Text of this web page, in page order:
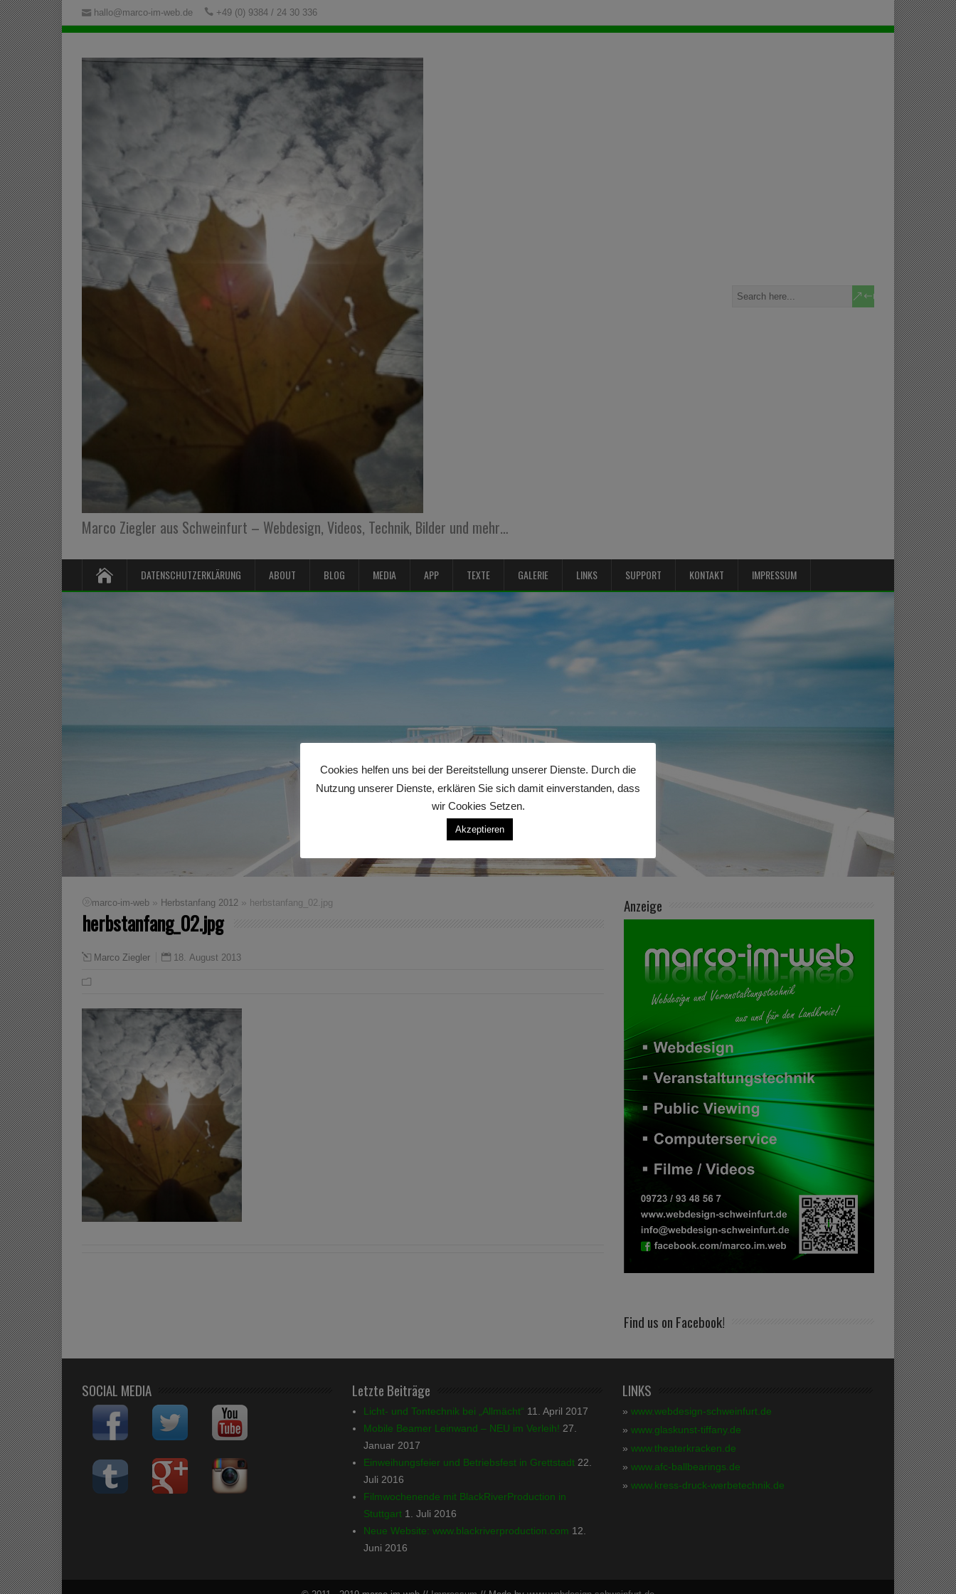
hallo@marco-im-web.de +49 (0) 9384 / 24 30 336
Marco Ziegler aus Schweinfurt – Webdesign, Videos, Technik, Bilder und mehr…
DATENSCHUTZERKLÄRUNG ABOUT BLOG MEDIA APP TEXTE GALERIE LINKS SUPPORT KONTAKT IMPRESSUM
marco-im-web » Herbstanfang 2012 » herbstanfang_02.jpg
herbstanfang_02.jpg
Marco Ziegler 18. August 2013
Anzeige
Find us on Facebook!
SOCIAL MEDIA Letzte Beiträge
Licht- und Tontechnik bei „Allmächt“ 11. April 2017
Mobile Beamer Leinwand – NEU im Verleih! 27.
Januar 2017
Einweihungsfeier und Betriebsfest in Grettstadt 22.
Juli 2016
Filmwochenende mit BlackRiverProduction in
Stuttgart 1. Juli 2016
Neue Website: www.blackriverproduction.com 12.
Juni 2016
LINKS
» www.webdesign-schweinfurt.de
» www.glaskunst-tiffany.de
» www.theaterkracken.de
» www.afc-ballbearings.de
» www.kress-druck-werbetechnik.de
Cookies helfen uns bei der Bereitstellung unserer Dienste. Durch die
Nutzung unserer Dienste, erklären Sie sich damit einverstanden, dass
wir Cookies Setzen.
Akzeptieren